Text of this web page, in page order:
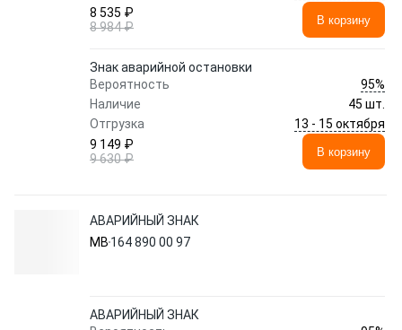
8 535 ₽
8 984 ₽
В корзину
Знак аварийной остановки
Вероятность
95%
Наличие
45 шт.
Отгрузка
13 - 15 октября
9 149 ₽
9 630 ₽
В корзину
АВАРИЙНЫЙ ЗНАК
MB 164 890 00 97
АВАРИЙНЫЙ ЗНАК